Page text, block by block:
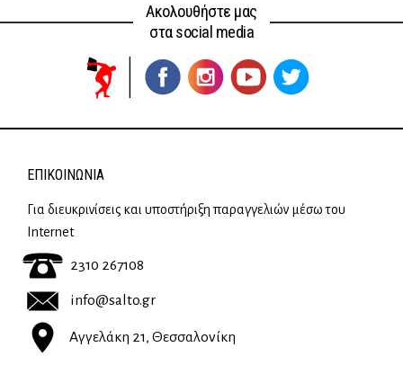
19,39 €.
Ακολουθήστε μας
στα social media
ΕΠΙΚΟΙΝΩΝΊΑ
Για διευκρινίσεις και υποστήριξη παραγγελιών μέσω του
Internet
2310 267108
info@salto.gr
Αγγελάκη 21, Θεσσαλονίκη